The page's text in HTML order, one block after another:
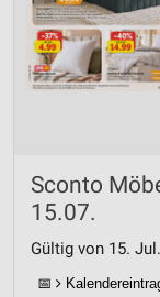
Sconto
15.07.
Gültig von 15.
📅